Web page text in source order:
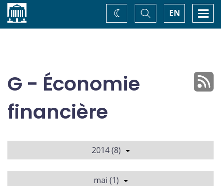
Accueil EN
Basculer
la
recherche
Changez
de
G - Économie
financière
2014 (8)
mai (1)